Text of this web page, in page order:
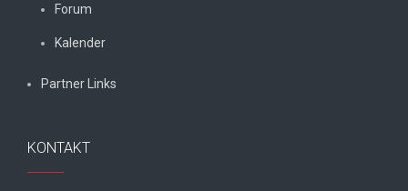
Forum
Kalender
Partner Links
KONTAKT